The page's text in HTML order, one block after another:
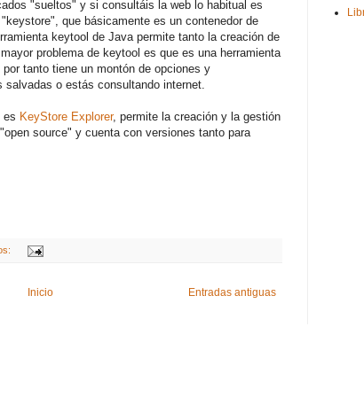
"sueltos" y si consultáis la web lo habitual es
que básicamente es un contenedor de
keytool de Java permite tanto la creación de
problema de keytool es que es una herramienta
tanto tiene un montón de opciones y
o estás consultando internet.
es KeyStore Explorer, permite la creación y la gestión
source" y cuenta con versiones tanto para
Entradas antiguas
Inicio